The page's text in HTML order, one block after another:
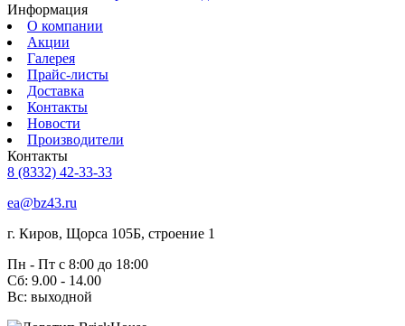
Информация
О компании
Акции
Галерея
Прайс-листы
Доставка
Контакты
Новости
Производители
Контакты
8 (8332) 42-33-33
ea@bz43.ru
г. Киров, Щорса 105Б, строение 1
Пн - Пт с 8:00 до 18:00
Сб: 9.00 - 14.00
Вс: выходной